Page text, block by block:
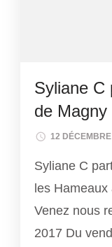
Syliane C
de
12
Syliane C
les Hameaux
Venez nous
2017 Du